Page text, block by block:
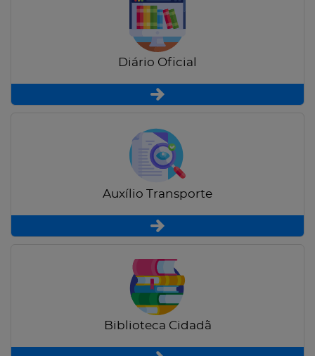
Diário Oficial
Auxílio Transporte
Biblioteca Cidadã